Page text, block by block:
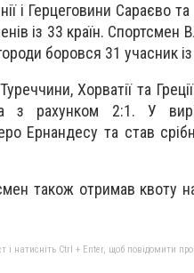
і Герцеговини Сараєво
із 33 країн.
боровся 31 учасник
Хорватії та
з рахунком 2:1. У
Ернандесу та став
також отримав квоту
і натисніть Ctrl + Enter, щоб повідомити